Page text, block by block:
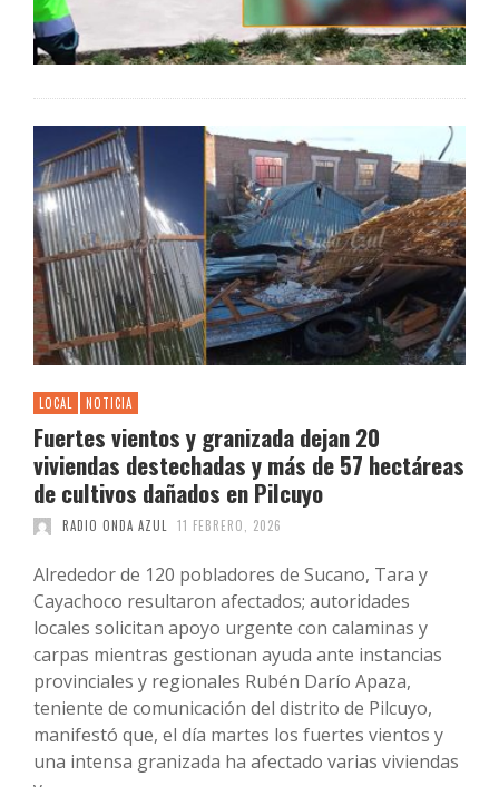
LOCAL NOTICIA
Fuertes vientos y granizada dejan 20
viviendas destechadas y más de 57 hectáreas
de cultivos dañados en Pilcuyo
RADIO ONDA AZUL 11 FEBRERO, 2026
Alrededor de 120 pobladores de Sucano, Tara y
Cayachoco resultaron afectados; autoridades
locales solicitan apoyo urgente con calaminas y
carpas mientras gestionan ayuda ante instancias
provinciales y regionales Rubén Darío Apaza,
teniente de comunicación del distrito de Pilcuyo,
manifestó que, el día martes los fuertes vientos y
una intensa granizada ha afectado varias viviendas